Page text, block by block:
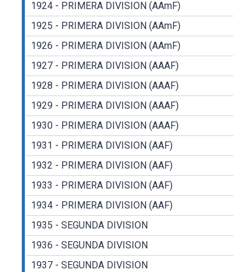
1924 - PRIMERA DIVISION (AAmF)
1925 - PRIMERA DIVISION (AAmF)
1926 - PRIMERA DIVISION (AAmF)
1927 - PRIMERA DIVISION (AAAF)
1928 - PRIMERA DIVISION (AAAF)
1929 - PRIMERA DIVISION (AAAF)
1930 - PRIMERA DIVISION (AAAF)
1931 - PRIMERA DIVISION (AAF)
1932 - PRIMERA DIVISION (AAF)
1933 - PRIMERA DIVISION (AAF)
1934 - PRIMERA DIVISION (AAF)
1935 - SEGUNDA DIVISION
1936 - SEGUNDA DIVISION
1937 - SEGUNDA DIVISION